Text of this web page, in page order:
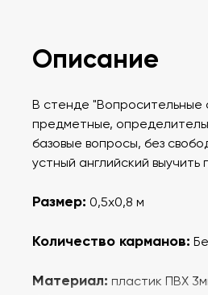
Описание
В стенде "Вопросительные
предметные,
базовые вопросы, без
устный английский
Размер: 0,5х0,8 м
Количество карманов:
Материал: пластик ПВХ